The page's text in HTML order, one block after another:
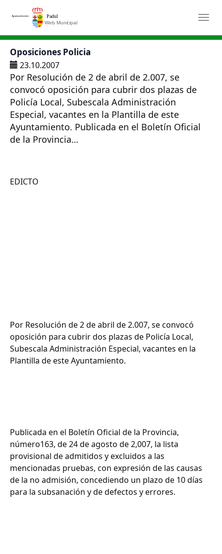
Saltar al contenido principal
Oposiciones Policia
23.10.2007
Por Resolución de 2 de abril de 2.007, se
convocó oposición para cubrir dos plazas de
Policía Local, Subescala Administración
Especial, vacantes en la Plantilla de este
Ayuntamiento. Publicada en el Boletín Oficial
de la Provincia…
EDICTO
Por Resolución de 2 de abril de 2.007, se convocó
oposición para cubrir dos plazas de Policía Local,
Subescala Administración Especial, vacantes en la
Plantilla de este Ayuntamiento.
Publicada en el Boletín Oficial de la Provincia,
número163, de 24 de agosto de 2,007, la lista
provisional de admitidos y excluidos a las
mencionadas pruebas, con expresión de las causas
de la no admisión, concediendo un plazo de 10 días
para la subsanación y de defectos y errores.